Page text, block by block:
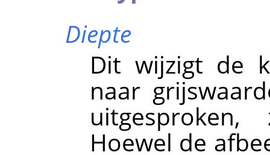
Diepte
Dit wijzigt de
naar
Hoewel de